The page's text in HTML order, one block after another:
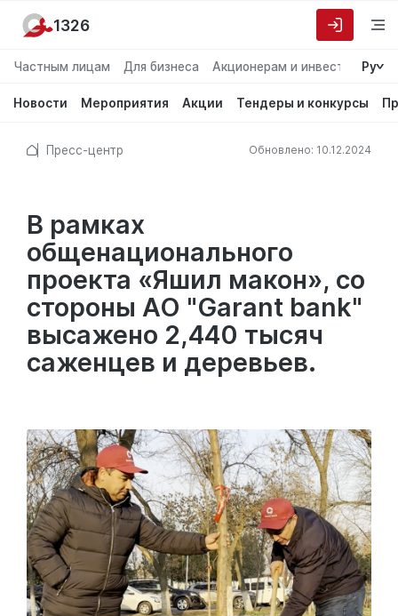
Частным лицам Для бизнеса Акционерам и инвесторам
Ру
Новости Мероприятия Акции Тендеры и конкурсы
1326
Пресс-центр Обновлено: 10.12.2024
В рамках
общенационального
проекта «Яшил макон», со
стороны АО "Garant bank"
высажено 2,440 тысяч
саженцев и деревьев.